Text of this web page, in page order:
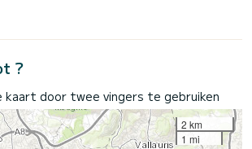
?
kaart door twee vingers te gebruiken
2 km
1 mi